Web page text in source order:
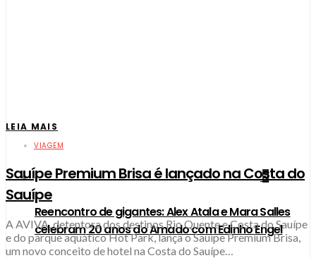
2
Reencontro de gigantes: Alex Atala e Mara Salles
celebram 20 anos do Amado com Edinho Engel
LEIA MAIS
VIAGEM
Sauípe Premium Brisa é lançado na Costa do
Sauípe
A AVIVA, detentora dos destinos Rio Quente e Costa do Sauípe
e do parque aquático Hot Park, lança o Sauípe Premium Brisa,
um novo conceito de hotel na Costa do Sauípe…